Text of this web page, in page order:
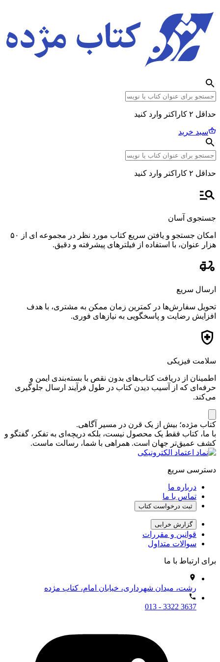
حداقل ۲ کاراکتر وارد کنید
سبد خرید
حداقل ۲ کاراکتر وارد کنید
جستجوی آسان
امکان جستجو و یافتن سریع کتاب مورد نظر در مجموعه ای از ۵۰
هزار عنوان، با استفاده از فیلترهای پیشرفته و دقیق.
ارسال سریع
تحویل سفارش‌ها در کمترین زمان ممکن به مشتری، با هدف
افزایش رضایت و پاسخگویی به نیازهای فوری.
سلامت فیزیکی
اطمینان از دریافت کتاب‌های بدون نقص با بسته‌بندی ایمن و
حرفه‌ای که از آسیب دیدن کتاب در طول فرآیند ارسال جلوگیری
می‌کند.
کتاب مژده؛ بیش از یک قرن در مسیر آگاهی.
با ما، کتاب فقط یک محصول نیست، بلکه دریچه‌ای به تفکر، گفتگو و
کشف عمیق‌تر جهان است. همراهی با شما، رسالت ماست.
دسترسی سریع
درباره ما
تماس با ما
ثبت درخواست کتاب
گزارش خرابی
قوانین و مقررات
سوالات متداول
برای ارتباط با ما
رشت، میدان شهرداری، خیابان امام، کتاب مژده
013 - 3322 3637